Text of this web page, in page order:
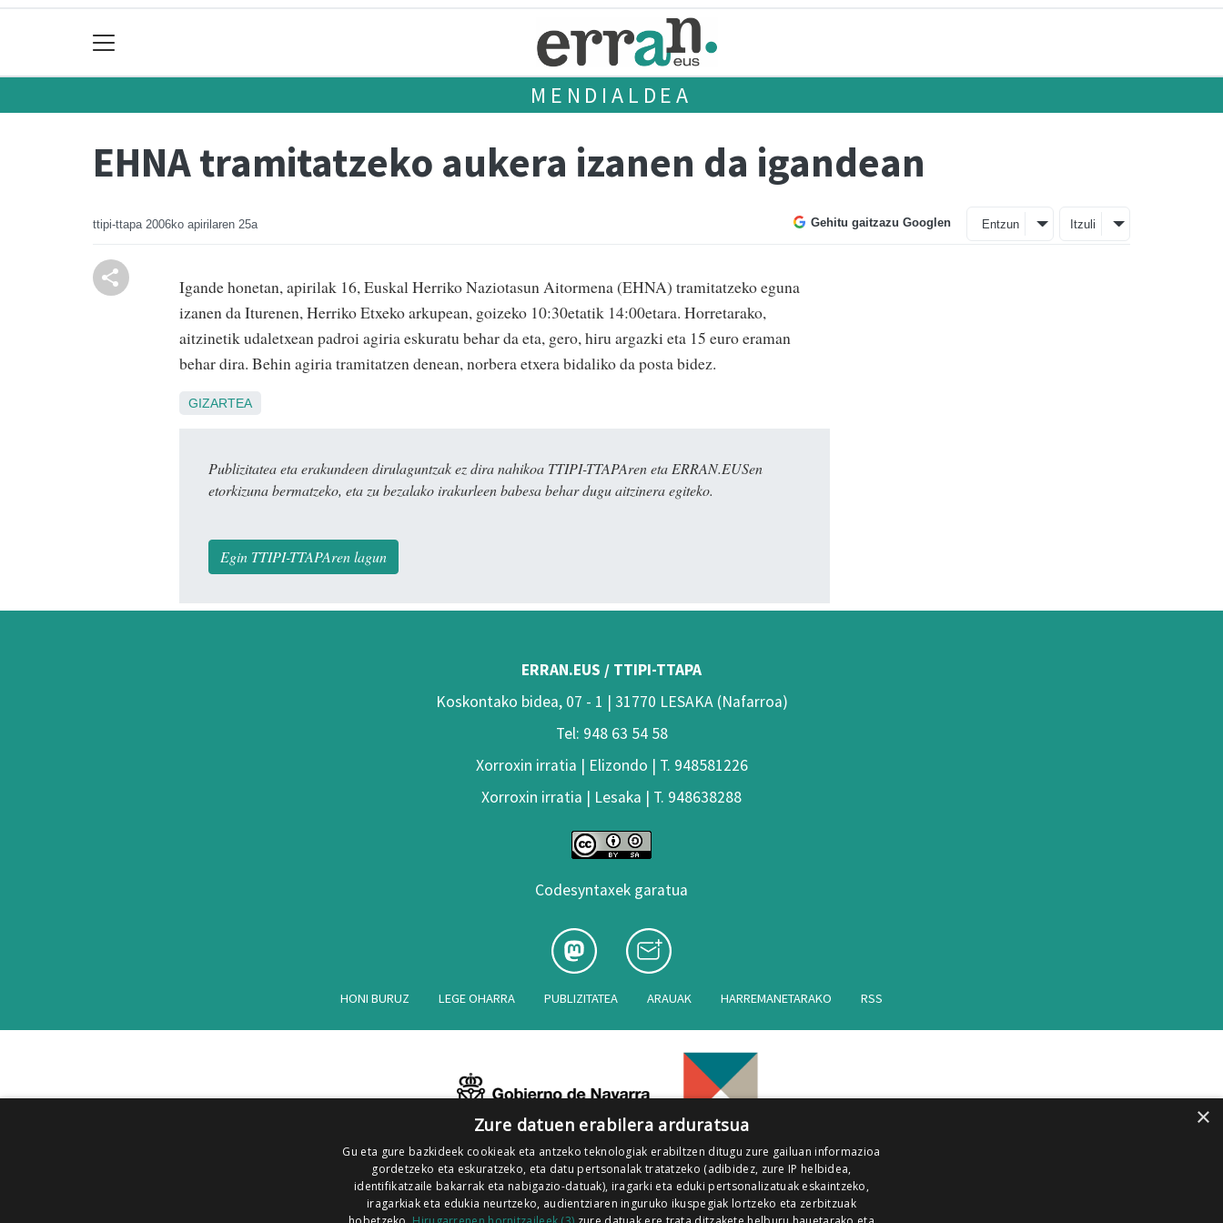
MENDIALDEA
EHNA tramitatzeko aukera izanen da igandean
ttipi-ttapa 2006ko apirilaren 25a Gehitu gaitzazu Googlen Entzun Itzuli
Igande honetan, apirilak 16, Euskal Herriko Naziotasun Aitormena (EHNA) tramitatzeko eguna
izanen da Iturenen, Herriko Etxeko arkupean, goizeko 10:30etatik 14:00etara. Horretarako,
aitzinetik udaletxean padroi agiria eskuratu behar da eta, gero, hiru argazki eta 15 euro eraman
behar dira. Behin agiria tramitatzen denean, norbera etxera bidaliko da posta bidez.
GIZARTEA
Publizitatea eta erakundeen dirulaguntzak ez dira nahikoa TTIPI-TTAPAren eta ERRAN.EUSen
etorkizuna bermatzeko, eta zu bezalako irakurleen babesa behar dugu aitzinera egiteko.
Egin TTIPI-TTAPAren lagun
ERRAN.EUS / TTIPI-TTAPA
Koskontako bidea, 07 - 1 | 31770 LESAKA (Nafarroa)
Tel: 948 63 54 58
Xorroxin irratia | Elizondo | T. 948581226
Xorroxin irratia | Lesaka | T. 948638288
Codesyntaxek garatua
HONI BURUZ LEGE OHARRA PUBLIZITATEA ARAUAK HARREMANETARAKO RSS
×
Zure datuen erabilera arduratsua
Gu eta gure bazkideek cookieak eta antzeko teknologiak erabiltzen ditugu zure gailuan informazioa
gordetzeko eta eskuratzeko, eta datu pertsonalak tratatzeko (adibidez, zure IP helbidea,
identifikatzaile bakarrak eta nabigazio-datuak), iragarki eta eduki pertsonalizatuak eskaintzeko,
iragarkiak eta edukia neurtzeko, audientziaren inguruko ikuspegiak lortzeko eta zerbitzuak